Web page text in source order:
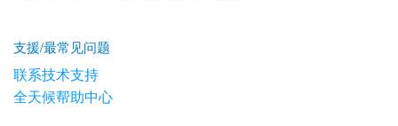
支援/最常见问题
联系技术支持
全天候帮助中心